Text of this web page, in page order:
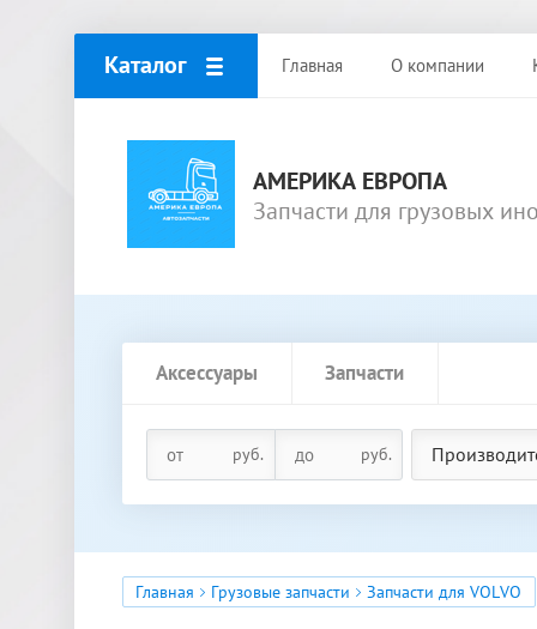
Каталог Главная О компании
АМЕРИКА ЕВРОПА
Запчасти для грузовых
руб. руб.
Аксессуары Запчасти
Главная Грузовые запчасти Запчасти для VOLVO